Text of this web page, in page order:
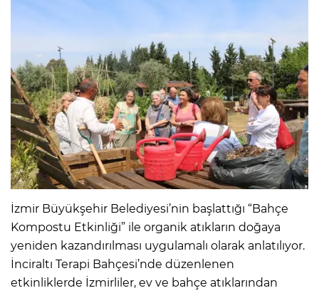
İzmir Büyükşehir Belediyesi’nin başlattığı “Bahçe
Kompostu Etkinliği” ile organik atıkların doğaya
yeniden kazandırılması uygulamalı olarak anlatılıyor.
İnciraltı Terapi Bahçesi’nde düzenlenen
etkinliklerde İzmirliler, ev ve bahçe atıklarından